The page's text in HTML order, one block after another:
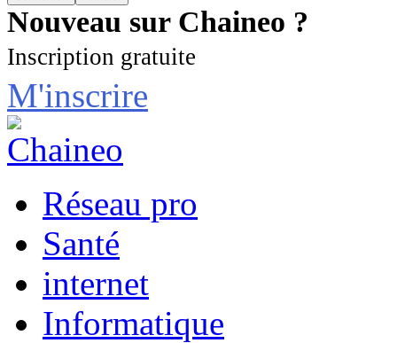
Nouveau sur Chaineo ?
Inscription gratuite
M'inscrire
Réseau pro
Santé
internet
Informatique